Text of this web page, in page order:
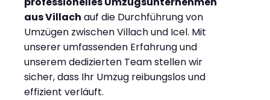
aus Villach auf die Durchführung von
Umzügen zwischen Villach und Icel. Mit
unserer umfassenden Erfahrung und
unserem dedizierten Team stellen wir
sicher, dass Ihr Umzug reibungslos und
effizient verläuft.